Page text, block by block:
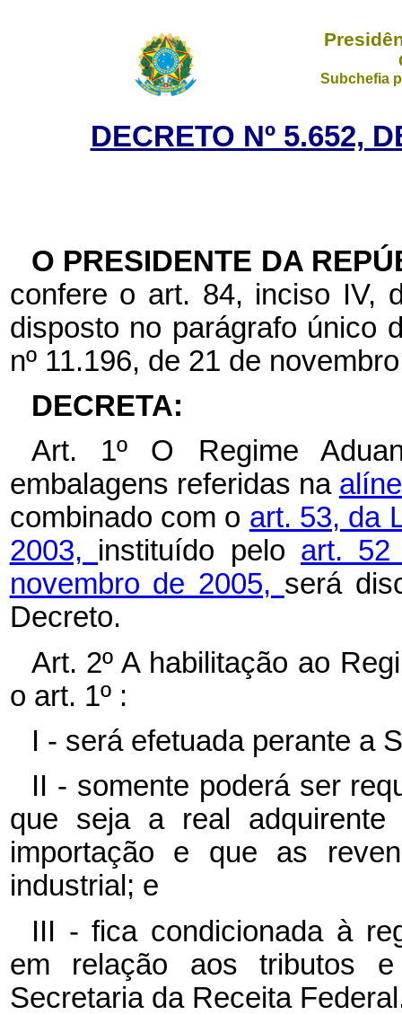
Subchefia
DECRETO Nº 5.652,
O PRESIDENTE DA
confere o art. 84, inciso IV,
disposto no parágrafo único
nº 11.196, de 21 de
DECRETA:
Art. 1º O Regime
embalagens referidas na
combinado com o art. 53, da
2003, instituído pelo art.
novembro de 2005, será
Decreto.
Art. 2º A habilitação ao
o art. 1º :
I - será efetuada perante a
II - somente poderá ser
que seja a real
importação e que as
industrial; e
III - fica condicionada à
em relação aos tributos e
Secretaria da Receita